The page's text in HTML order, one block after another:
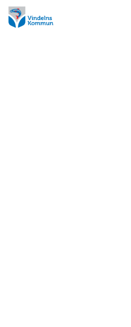
Hoppa
till
innehåll
Hoppa
till
undermeny